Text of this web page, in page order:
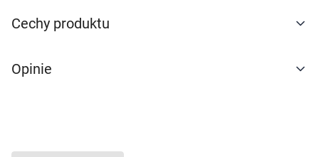
cookies poprzez kliknięcie przycisku
AKCEPTUJĘ WSZYSTKIE
Cechy produktu
Opinie